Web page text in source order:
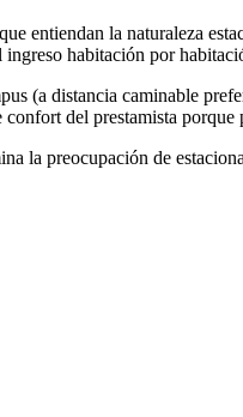
entiendan la naturaleza
habitación por
(a distancia caminable
del prestamista
la preocupación de